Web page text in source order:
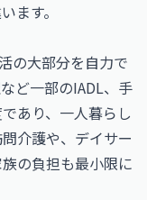
ます。
の大部分を自力で
ど一部のIADL、手
あり、一人暮らし
介護や、デイサー
の負担も最小限に